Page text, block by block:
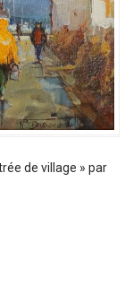
de village » par